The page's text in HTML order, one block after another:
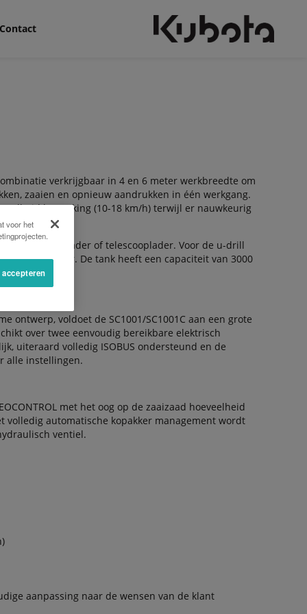
Contact
verkrijgbaar in 4 en 6 meter werkbreedte om
zaaien en opnieuw aandrukken in één werkgang.
bewerking (10-18 km/h) terwijl er nauwkeurig
frontlader of telescooplader. Voor de u-drill
beschikbaar. De tank heeft een capaciteit van 3000
ontwerp, voldoet de SC1001/SC1001C aan een grote
over twee eenvoudig bereikbare elektrisch
uiteraard volledig ISOBUS ondersteund en de
alle instellingen.
met het oog op de zaaizaad hoeveelheid
automatische kopakker management wordt
ventiel.
aanpassing naar de wensen van de klant
voor het